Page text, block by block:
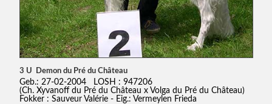
3 U Demon du Pré du Château
Geb.: 27-02-2004 LOSH : 947206
(Ch. Xyvanoff du Pré du Château x Volga du Pré du Château)
Fokker : Sauveur Valérie - Eig.: Vermeylen Frieda